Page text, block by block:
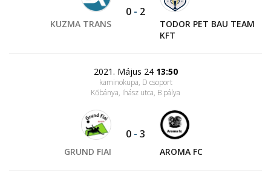
KUZMA TRANS
0 - 2
TODOR PET BAU TEAM
KFT
2021. Május 24 13:50
kaminokupa, D csoport
Kőbánya, Ihász utca, B pálya
GRUND FIAI
0 - 3
AROMA FC